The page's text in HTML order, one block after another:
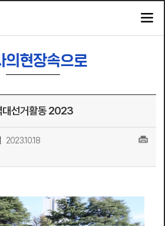
의현장속으로
대선거활동 2023
2023.10.18